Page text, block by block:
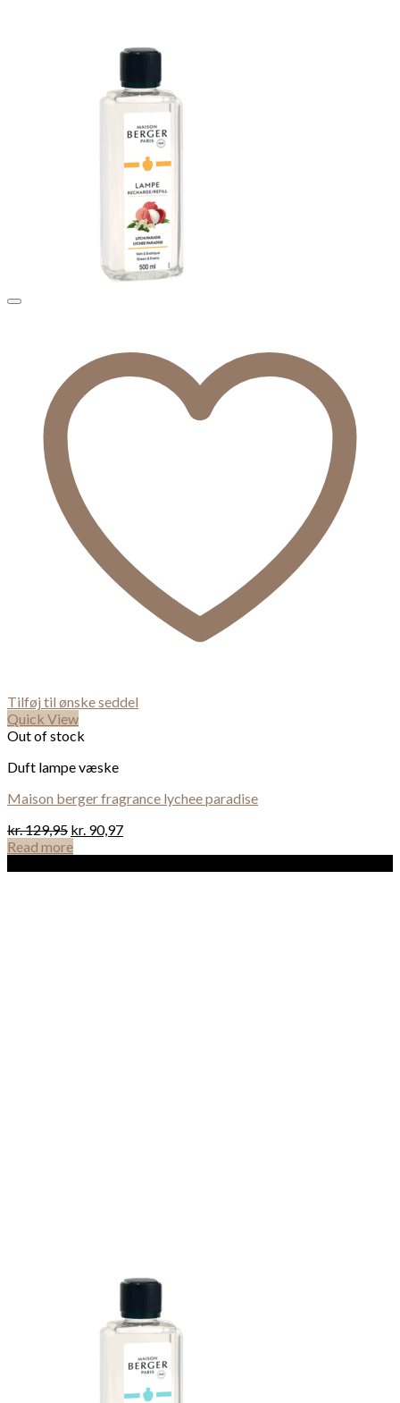
Tilføj til ønske seddel
Quick View
Out of stock
Duft lampe væske
Maison berger fragrance lychee paradise
kr.129,95 kr. 90,97
Read more